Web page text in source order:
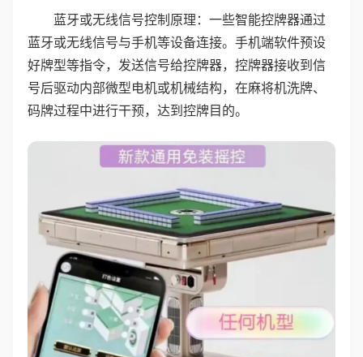
蓝牙或无线信号控制原理：一些智能控牌器通过
蓝牙或无线信号与手机等设备连接。手机端软件预设
好牌型等指令，发送信号给控牌器，控牌器接收到信
号后驱动内部微型电机或机械结构，在麻将机洗牌、
码牌过程中进行干预，达到控牌目的。